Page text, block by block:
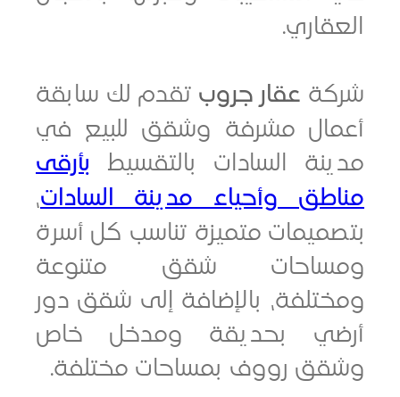
عقار جروبتقدم لك سابقة
مشرفة وشقق للبيع في
السادات بالتقسيطبأرقى
وأحياء مدينة السادات
،
متميزة تناسب كل أسرة
شقق متنوعة
بالإضافة إلى شقق دور
بحديقة ومدخل خاص
رووف بمساحات مختلفة.